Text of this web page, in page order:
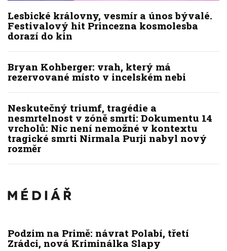
Lesbické královny, vesmír a únos bývalé.
Festivalový hit Princezna kosmolesba
dorazí do kin
Bryan Kohberger: vrah, který má
rezervované místo v incelském nebi
Neskutečný triumf, tragédie a
nesmrtelnost v zóně smrti: Dokumentu 14
vrcholů: Nic není nemožné v kontextu
tragické smrti Nirmala Purji nabyl nový
rozměr
Podzim na Primě: návrat Polabí, třetí
Zrádci, nová Kriminálka Slapy